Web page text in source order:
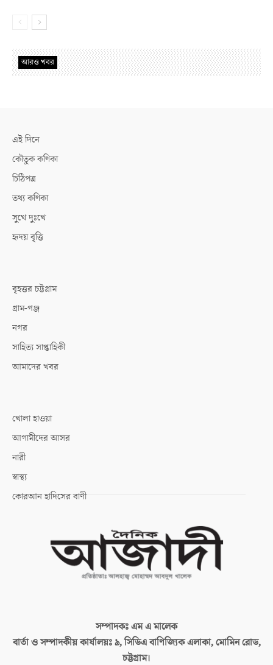
আরও খবর
এই দিনে
কৌতুক কণিকা
চিঠিপত্র
তথ্য কণিকা
সুখে দুঃখে
হৃদয় বৃত্তি
বৃহত্তর চট্টগ্রাম
গ্রাম-গঞ্জ
নগর
সাহিত্য সাপ্তাহিকী
আমাদের খবর
খোলা হাওয়া
আগামীদের আসর
নারী
স্বাস্থ্য
কোরআন হাদিসের বাণী
সম্পাদকঃএম এ মালেক
বার্তা ও সম্পাদকীয় কার্যালয়ঃ৯, সিডিএ বাণিজ্যিক এলাকা, মোমিন রোড,
চট্টগ্রাম।